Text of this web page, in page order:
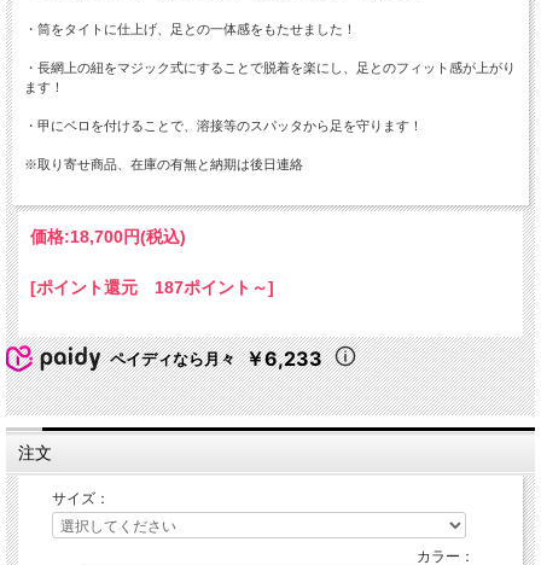
・筒をタイトに仕上げ、足との一体感をもたせました！
・長網上の紐をマジック式にすることで脱着を楽にし、足とのフィット感が上がり
ます！
・甲にベロを付けることで、溶接等のスパッタから足を守ります！
※取り寄せ商品、在庫の有無と納期は後日連絡
価格:18,700円(税込)
[ポイント還元 187ポイント～]
ペイディなら月々 ￥6,233
注文
サイズ：
カラー：